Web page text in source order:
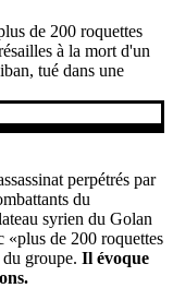
de 200 roquettes
à la mort d'un
tué dans une
perpétrés par
du
syrien du Golan
«plus de 200 roquettes
groupe. Il évoque